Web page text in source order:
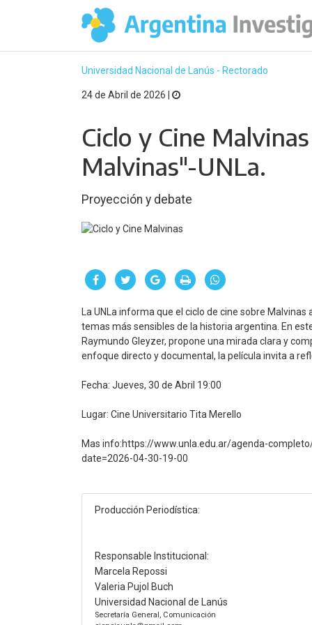
Universidad Nacional de Lanús - Rectorado
24 de Abril de 2026 |
Ciclo y Cine
Malvinas"-UNLa.
Proyección y debate
La UNLa informa que el ciclo de cine sobre
temas más sensibles de la historia argentina. En
Raymundo Gleyzer, propone una mirada clara y
enfoque directo y documental, la película invita a
Fecha: Jueves, 30 de Abril 19:00
Lugar: Cine Universitario Tita Merello
Mas info:https://www.unla.edu.ar/agenda-
date=2026-04-30-19-00
Producción Periodística:
Responsable Institucional:
Marcela Repossi
Valeria Pujol Buch
Universidad Nacional de Lanús
Secretaría General, Comunicación